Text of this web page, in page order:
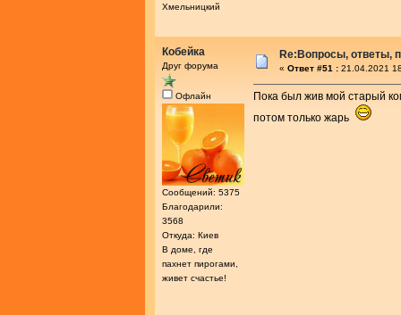
Хмельницкий
Кобейка
Друг форума
Офлайн
Сообщений: 5375
Благодарили:
3568
Откуда: Киев
В доме, где
пахнет пирогами,
живет счастье!
Re:Вопросы, ответы,
« Ответ #51 : 21.04.2021
Пока был жив мой старый
потом только жарь